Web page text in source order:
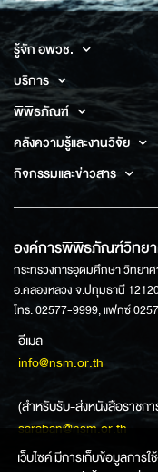
รู้จัก อพวช.
บริการ
พิพิธภัณฑ์
คลังความรู้และงานวิจัย
กิจกรรมและข่าวสาร
องค์การพิพิธภัณฑ์วิทยา
กระทรวงการอุดมศึกษา วิทยา
อ.คลองหลวง จ.ปทุมธานี
โทร: 02577-9999, แฟกซ์
อีเมล
info@nsm.or.th
(สำหรับรับ-ส่งหนังสือราชกา
saraban@nsm.or.th
เว็บไซค์ มีการเก็บข้อมูลกา